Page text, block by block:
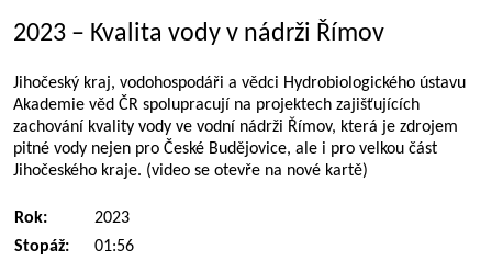
2023 – Kvalita vody v nádrži Římov
Jihočeský kraj, vodohospodáři a vědci Hydrobiologického ústavu
Akademie věd ČR spolupracují na projektech zajišťujících
zachování kvality vody ve vodní nádrži Římov, která je zdrojem
pitné vody nejen pro České Budějovice, ale i pro velkou část
Jihočeského kraje. (video se otevře na nové kartě)
Rok:
2023
Stopáž:
01:56